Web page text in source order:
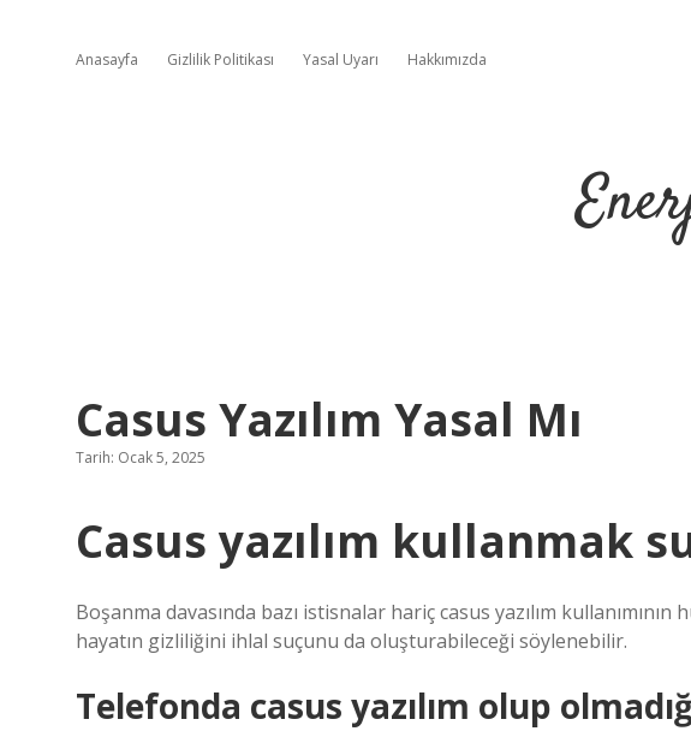
Anasayfa Gizlilik Politikası Yasal Uyarı Hakkımızda
Casus Yazılım Yasal Mı
Tarih: Ocak 5, 2025
Casus yazılım kullanmak
Boşanma davasında bazı istisnalar hariç casus yazılım
hayatın gizliliğini ihlal suçunu da oluşturabileceği söylenebilir.
Telefonda casus yazılım olup